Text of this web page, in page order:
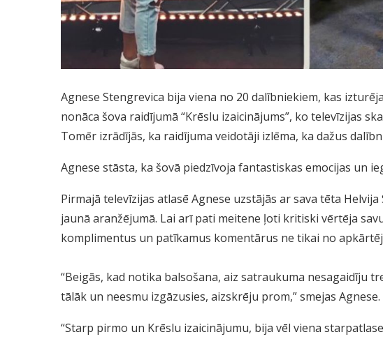
Agnese Stengrevica bija viena no 20 dalībniekiem, kas
nonāca šova raidījumā “Krēslu izaicinājums”, ko televīzijas
Tomēr izrādījās, ka raidījuma veidotāji izlēma, ka dažus
Agnese stāsta, ka šovā piedzīvoja fantastiskas emocijas un
Pirmajā televīzijas atlasē Agnese uzstājās ar sava tēta
jaunā aranžējumā. Lai arī pati meitene ļoti kritiski vērtēja
komplimentus un patīkamus komentārus ne tikai no
“Beigās, kad notika balsošana, aiz satraukuma nesagaidīju
tālāk un neesmu izgāzusies, aizskrēju prom,” smejas Agnese.
“Starp pirmo un Krēslu izaicinājumu, bija vēl viena